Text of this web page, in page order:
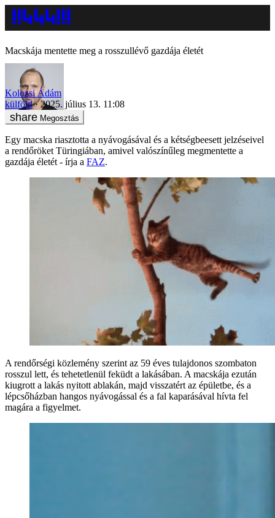
Macskája mentette meg a rosszullévő gazdája életét
Kolozsi Ádám
külföld
2025. július 13. 11:08
Megosztás
Egy macska riasztotta a nyávogásával és a kétségbeesett jelzéseivel
a rendőröket Türingiában, amivel valószínűleg megmentette a
gazdája életét - írja a FAZ.
A rendőrségi közlemény szerint az 59 éves tulajdonos szombaton
rosszul lett, és tehetetlenül feküdt a lakásában. A macskája ezután
kiugrott a lakás nyitott ablakán, majd visszatért az épületbe, és a
lépcsőházban hangos nyávogással és a fal kaparásával hívta fel
magára a figyelmet.